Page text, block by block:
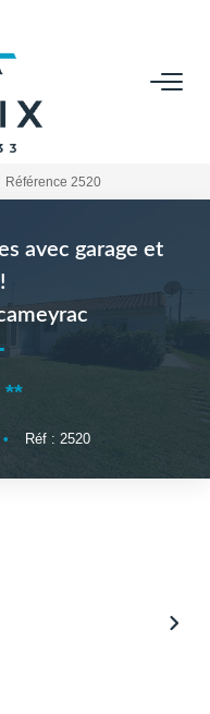
Référence 2520
avec garage et
• Réf : 2520